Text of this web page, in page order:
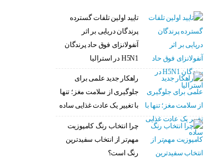
تایید اولین تلفات گسترده
پرندگان دریایی بر اثر
آنفولانزای فوق حاد پرندگان
H5N1 در استرالیا
راهکار جدید علمی برای
جلوگیری از سلامت مغز؛ تنها
با تغییر یک عادت غذایی ساده
چرا انتخاب رنگ کامپوزیت
مهم‌تر از انتخاب سفیدترین
رنگ است؟